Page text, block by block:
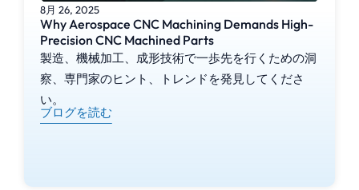
型が作成されると、数千から数百
万の同一部品を、単位あたりの追
加コストを最小限に抑えながら効
率的に生産することができます。
このため、ダイカストは他の製造
方法と比較して、大量生産のため
の経済的な選択肢となります。
8月 26, 2025
Why Aerospace CNC Machining Demands High-
Precision CNC Machined Parts
製造、機械加工、成形技術で一歩先を行くための洞
察、専門家のヒント、トレンドを発見してくださ
い。
ブログを読む